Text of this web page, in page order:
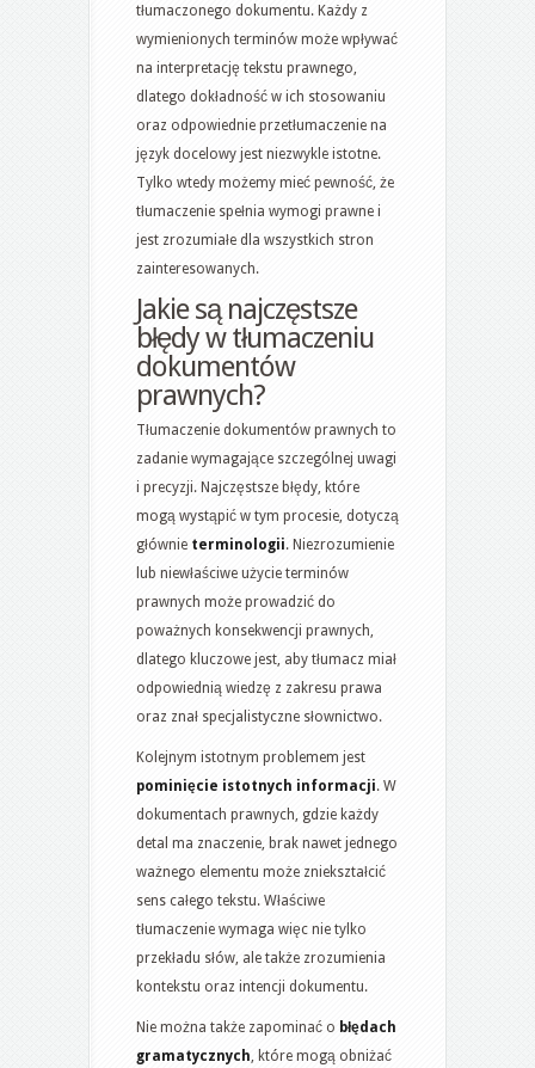
tłumaczonego dokumentu. Każdy z
wymienionych terminów może wpływać
na interpretację tekstu prawnego,
dlatego dokładność w ich stosowaniu
oraz odpowiednie przetłumaczenie na
język docelowy jest niezwykle istotne.
Tylko wtedy możemy mieć pewność, że
tłumaczenie spełnia wymogi prawne i
jest zrozumiałe dla wszystkich stron
zainteresowanych.
Jakie są najczęstsze
błędy w tłumaczeniu
dokumentów
prawnych?
Tłumaczenie dokumentów prawnych to
zadanie wymagające szczególnej uwagi
i precyzji. Najczęstsze błędy, które
mogą wystąpić w tym procesie, dotyczą
głównie terminologii. Niezrozumienie
lub niewłaściwe użycie terminów
prawnych może prowadzić do
poważnych konsekwencji prawnych,
dlatego kluczowe jest, aby tłumacz miał
odpowiednią wiedzę z zakresu prawa
oraz znał specjalistyczne słownictwo.
Kolejnym istotnym problemem jest
pominięcie istotnych informacji. W
dokumentach prawnych, gdzie każdy
detal ma znaczenie, brak nawet jednego
ważnego elementu może zniekształcić
sens całego tekstu. Właściwe
tłumaczenie wymaga więc nie tylko
przekładu słów, ale także zrozumienia
kontekstu oraz intencji dokumentu.
Nie można także zapominać o błędach
gramatycznych , które mogą obniżać